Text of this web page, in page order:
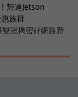
輝達Jetson
族群
冠揭密好網路新